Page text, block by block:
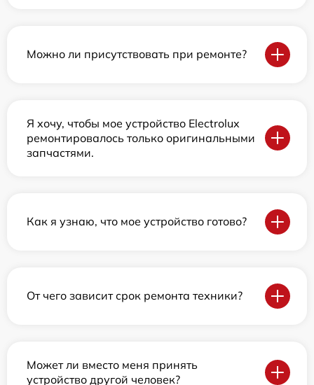
Можно ли присутствовать при ремонте?
Я хочу, чтобы мое устройство Electrolux
ремонтировалось только оригинальными
запчастями.
Как я узнаю, что мое устройство готово?
От чего зависит срок ремонта техники?
Может ли вместо меня принять
устройство другой человек?